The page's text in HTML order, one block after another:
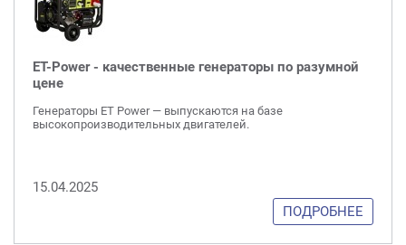
ET-Power - качественные генераторы по разумной
цене
Генераторы ET Power — выпускаются на базе
высокопроизводительных двигателей.
15.04.2025
ПОДРОБНЕЕ